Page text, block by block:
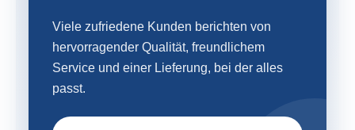
Viele zufriedene Kunden berichten von
hervorragender Qualität, freundlichem
Service und einer Lieferung, bei der alles
passt.